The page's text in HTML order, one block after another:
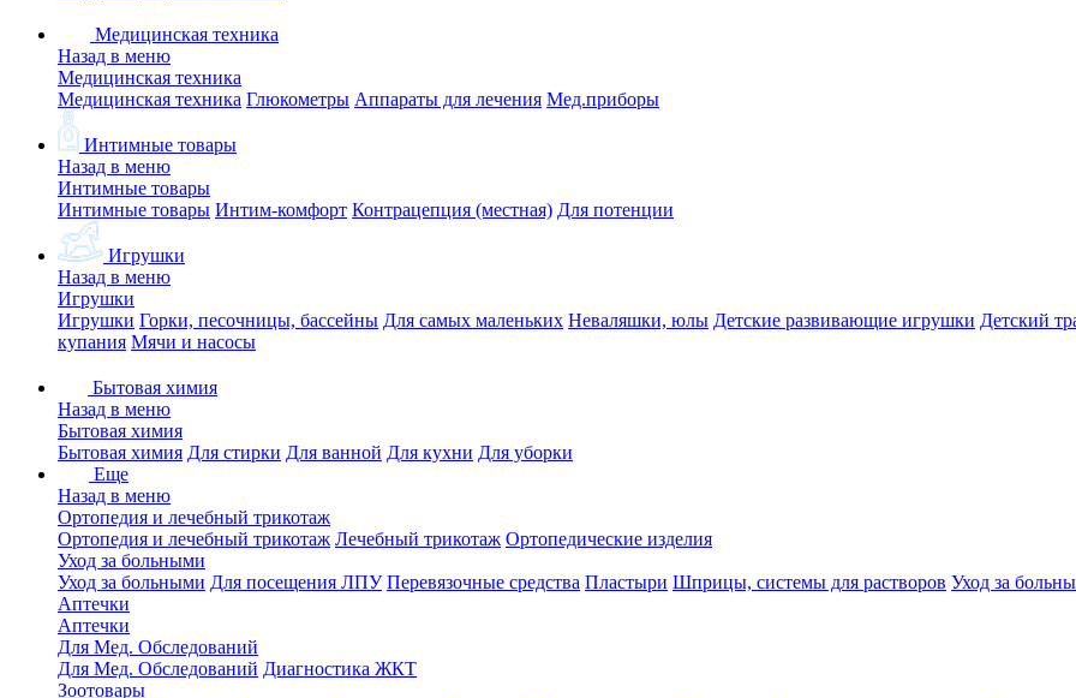
Медицинская техника
Назад в меню
Медицинская техника
Медицинская техника Глюкометры Аппараты для лечения Мед.приборы
Интимные товары
Назад в меню
Интимные товары
Интимные товары Интим-комфорт Контрацепция (местная) Для потенции
Игрушки
Назад в меню
Игрушки
Игрушки Горки, песочницы, бассейны Для самых маленьких Неваляшки, юлы Детские развивающие игрушки Детский
купания Мячи и насосы
Бытовая химия
Назад в меню
Бытовая химия
Бытовая химия Для стирки Для ванной Для кухни Для уборки
Еще
Назад в меню
Ортопедия и лечебный трикотаж
Ортопедия и лечебный трикотаж Лечебный трикотаж Ортопедические изделия
Уход за больными
Уход за больными Для посещения ЛПУ Перевязочные средства Пластыри Шприцы, системы для растворов Уход за
Аптечки
Аптечки
Для Мед. Обследований
Для Мед. Обследований Диагностика ЖКТ
Зоотовары